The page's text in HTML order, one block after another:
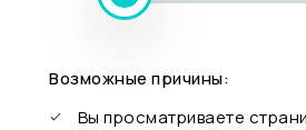
Возможные причины:
Вы просматриваете